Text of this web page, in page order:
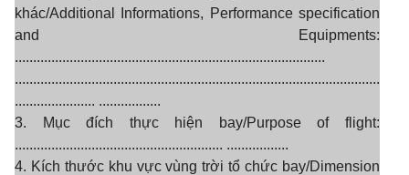
khác/Additional Informations, Performance specification
and Equipments:
.....................................................................................
....................................................................................................
...................... .................
3. Mục đích thực hiện bay/Purpose of flight:
......................................................... .................
4. Kích thước khu vực vùng trời tổ chức bay/Dimension